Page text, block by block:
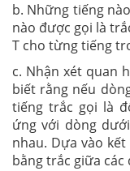
b. Những tiếng
nào được gọi là
T cho từng tiếng
c. Nhận xét quan
biết rằng nếu
tiếng trắc gọi là
ứng với dòng
nhau. Dựa vào
bằng trắc giữa các